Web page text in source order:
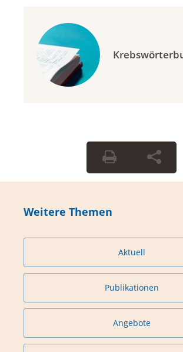
Weitere Themen
Aktuell
Publikationen
Angebote